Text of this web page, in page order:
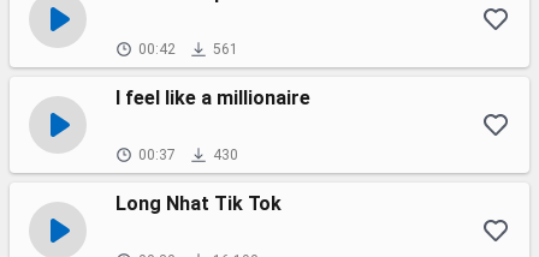
00:42 561
I feel like a millionaire
00:37 430
Long Nhat Tik Tok